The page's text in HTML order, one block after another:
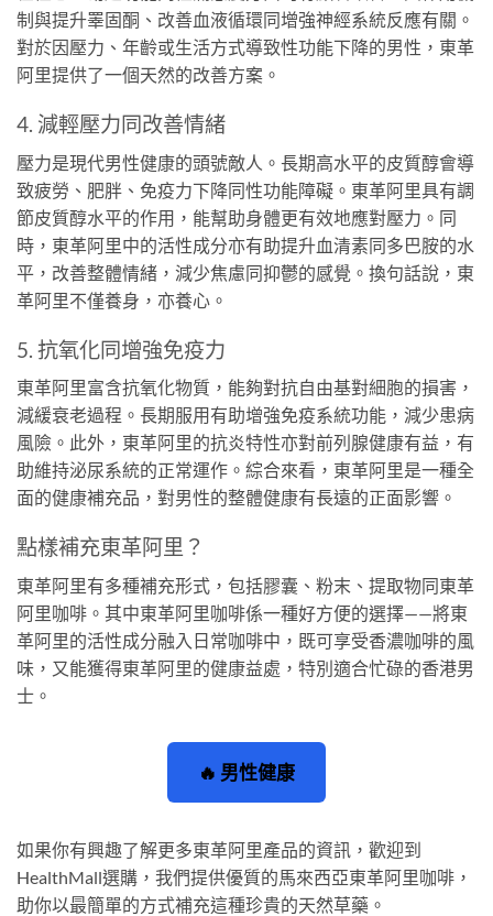
制與提升睪固酮、改善血液循環同增強神經系統反應有關。
對於因壓力、年齡或生活方式導致性功能下降的男性，東革
阿里提供了一個天然的改善方案。
4. 減輕壓力同改善情緒
壓力是現代男性健康的頭號敵人。長期高水平的皮質醇會導
致疲勞、肥胖、免疫力下降同性功能障礙。東革阿里具有調
節皮質醇水平的作用，能幫助身體更有效地應對壓力。同
時，東革阿里中的活性成分亦有助提升血清素同多巴胺的水
平，改善整體情緒，減少焦慮同抑鬱的感覺。換句話說，東
革阿里不僅養身，亦養心。
5. 抗氧化同增強免疫力
東革阿里富含抗氧化物質，能夠對抗自由基對細胞的損害，
減緩衰老過程。長期服用有助增強免疫系統功能，減少患病
風險。此外，東革阿里的抗炎特性亦對前列腺健康有益，有
助維持泌尿系統的正常運作。綜合來看，東革阿里是一種全
面的健康補充品，對男性的整體健康有長遠的正面影響。
點樣補充東革阿里？
東革阿里有多種補充形式，包括膠囊、粉末、提取物同東革
阿里咖啡。其中東革阿里咖啡係一種好方便的選擇——將東
革阿里的活性成分融入日常咖啡中，既可享受香濃咖啡的風
味，又能獲得東革阿里的健康益處，特別適合忙碌的香港男
士。
🔥 男性健康
如果你有興趣了解更多東革阿里產品的資訊，歡迎到
HealthMall選購，我們提供優質的馬來西亞東革阿里咖啡，
助你以最簡單的方式補充這種珍貴的天然草藥。